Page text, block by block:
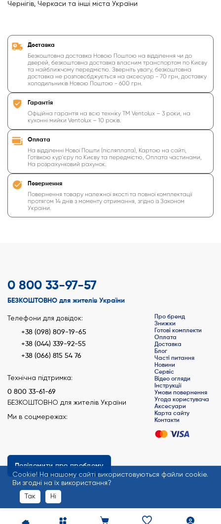
Чернігів, Черкаси та інші міста України
Доставка
Безкоштовна доставка Новою Поштою на відділення чи до
дверей, безкоштовна доставка власним транспортом по Києву
та найближчому передмістю. Зверніть увагу, безкоштовна
доставка не розповсбджується на аксесуар - 70 грн, доставку
холодильників Новою Поштою - 600 грн.
Гарантія
Офіційна гарантія на всю техніку ТМ Ventolux – 3 роки, на
кухонні мийки Ventolux – 10 років.
Оплата
На відділенні Нової Пошти (післяплата), Картою на сайті,
Готівкою кур'єру по Києву та передмістю, Оплата частинами,
На розрахунковий рахунок.
Повернення
Повернення товару належної якості та повної комплектації
протягом 14 днів з моменту отримання, згідно із Законом
України.
0 800 33-97-57
БЕЗКОШТОВНО для жителів України
Телефони для довідок:
+38 (098) 809-19-65
+38 (044) 339-92-55
+38 (066) 815 54 76
Технічна підтримка:
0 800 33-61-69
БЕЗКОШТОВНО для жителів України
Ми в соцмережах:
Повідомити про проблему
Про бренд
Знижки
Готові комплекти
Оплата
Доставка
Блог
Часті питання
Новини
Сервіс
Відео огляди
Інструкції
Умови повернення
Угода користувача
Аксесуари
Карта сайту
Контакти
Сookie! На нашому сайті використовуються файли cookie.
Ви згодні на їх використання?
Так
Ні